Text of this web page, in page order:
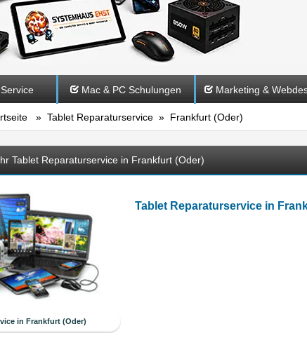
Mac & PC Schulungen Marketing &
» Tablet Reparaturservice » Frankfurt (Oder)
Tablet Reparaturservice in Frankfurt (Oder)
in Frankfurt (Oder)
Tablet Reparaturservice in